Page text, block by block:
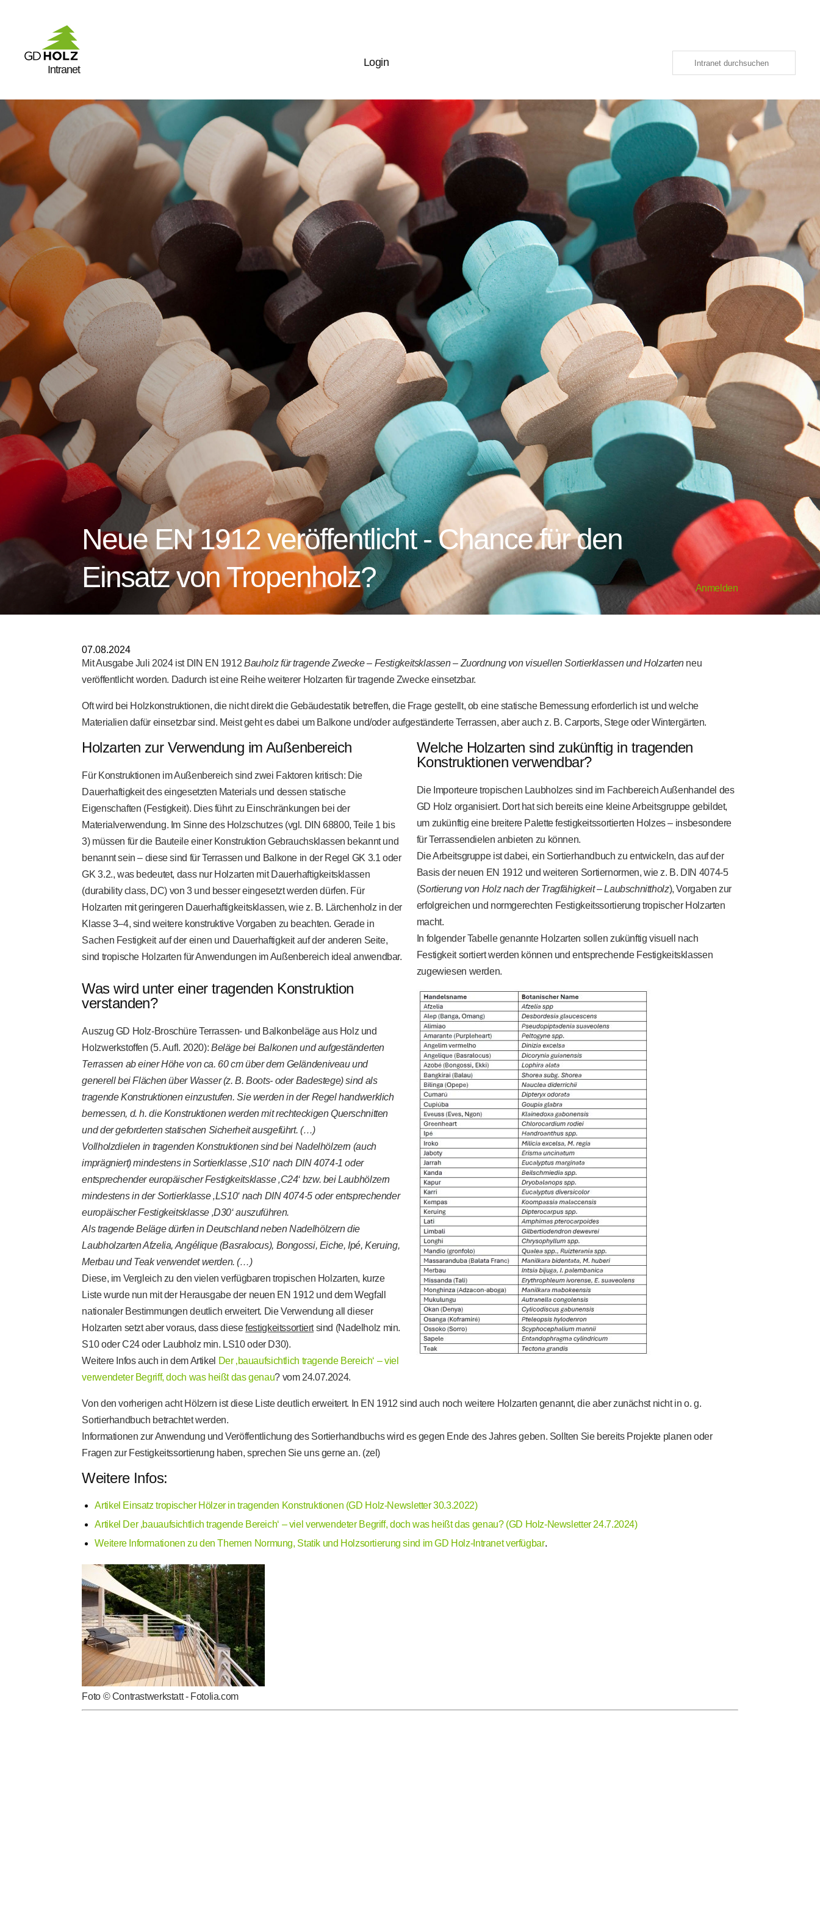
Intranet
Login
Neue EN 1912 veröffentlicht - Chance für den
Einsatz von Tropenholz?
Anmelden
07.08.2024
Mit Ausgabe Juli 2024 ist DIN EN 1912 Bauholz für tragende Zwecke – Festigkeitsklassen – Zuordnung von visuellen Sortierklassen und Holzartenneu
veröffentlicht worden. Dadurch ist eine Reihe weiterer Holzarten für tragende Zwecke einsetzbar.
Oft wird bei Holzkonstruktionen, die nicht direkt die Gebäudestatik betreffen, die Frage gestellt, ob eine statische Bemessung erforderlich ist und welche
Materialien dafür einsetzbar sind. Meist geht es dabei um Balkone und/oder aufgeständerte Terrassen, aber auch z. B. Carports, Stege oder Wintergärten.
Holzarten zur Verwendung im Außenbereich
Für Konstruktionen im Außenbereich sind zwei Faktoren kritisch: Die
Dauerhaftigkeit des eingesetzten Materials und dessen statische
Eigenschaften (Festigkeit). Dies führt zu Einschränkungen bei der
Materialverwendung. Im Sinne des Holzschutzes (vgl. DIN 68800, Teile 1 bis
3) müssen für die Bauteile einer Konstruktion Gebrauchsklassen bekannt und
benannt sein – diese sind für Terrassen und Balkone in der Regel GK 3.1 oder
GK 3.2., was bedeutet, dass nur Holzarten mit Dauerhaftigkeitsklassen
(durability class, DC) von 3 und besser eingesetzt werden dürfen. Für
Holzarten mit geringeren Dauerhaftigkeitsklassen, wie z. B. Lärchenholz in der
Klasse 3–4, sind weitere konstruktive Vorgaben zu beachten. Gerade in
Sachen Festigkeit auf der einen und Dauerhaftigkeit auf der anderen Seite,
sind tropische Holzarten für Anwendungen im Außenbereich ideal anwendbar.
Was wird unter einer tragenden Konstruktion
verstanden?
Auszug GD Holz-BroschüreTerrassen- und Balkonbeläge aus Holz und
Holzwerkstoffen (5. Aufl. 2020): Beläge bei Balkonen und aufgeständerten
Terrassen ab einer Höhe von ca. 60 cm über dem Geländeniveau und
generell bei Flächen über Wasser (z. B. Boots- oder Badestege) sind als
tragende Konstruktionen einzustufen. Sie werden in der Regelhandwerklich
bemessen, d. h. die Konstruktionen werden mit rechteckigen Querschnitten
und der geforderten statischen Sicherheit ausgeführt. (…)
Vollholzdielen in tragenden Konstruktionen sind bei Nadelhölzern (auch
imprägniert) mindestens in Sortierklasse ‚S10‘ nach DIN 4074-1 oder
entsprechender europäischer Festigkeitsklasse ‚C24‘ bzw. bei Laubhölzern
mindestens in der Sortierklasse ‚LS10‘ nach DIN 4074-5 oder entsprechender
europäischer Festigkeitsklasse ‚D30‘ auszuführen.
Als tragende Beläge dürfen in Deutschland neben Nadelhölzern die
Laubholzarten Afzelia, Angélique (Basralocus), Bongossi, Eiche, Ipé, Keruing,
Merbau und Teak verwendet werden. (…)
Diese, im Vergleich zu den vielen verfügbaren tropischen Holzarten, kurze
Liste wurde nun mit der Herausgabe der neuen EN 1912 und dem Wegfall
nationaler Bestimmungen deutlich erweitert. Die Verwendung all dieser
Holzarten setzt aber voraus, dass diesefestigkeitssortiertsind (Nadelholz min.
S10 oder C24 oder Laubholz min. LS10 oder D30).
Weitere Infos auch in dem Artikel Der ‚bauaufsichtlich tragende Bereich‘ – viel
verwendeter Begriff, doch was heißt das genau?vom 24.07.2024.
Welche Holzarten sind zukünftig in tragenden
Konstruktionen verwendbar?
Die Importeure tropischen Laubholzes sind im Fachbereich Außenhandel des
GD Holz organisiert. Dort hat sich bereits eine kleine Arbeitsgruppe gebildet,
um zukünftig eine breitere Palette festigkeitssortierten Holzes – insbesondere
für Terrassendielen anbieten zu können.
Die Arbeitsgruppe ist dabei, ein Sortierhandbuch zu entwickeln, das auf der
Basis der neuen EN 1912 und weiteren Sortiernormen, wie z. B. DIN 4074-5
(Sortierung von Holz nach der Tragfähigkeit – Laubschnittholz), Vorgaben zur
erfolgreichen und normgerechten Festigkeitssortierung tropischer Holzarten
macht.
In folgender Tabelle genannte Holzarten sollen zukünftig visuell nach
Festigkeit sortiert werden können und entsprechende Festigkeitsklassen
zugewiesen werden.
Von den vorherigen acht Hölzern ist diese Liste deutlich erweitert. In EN 1912 sind auch noch weitere Holzarten genannt, die aber zunächst nicht in o. g.
Sortierhandbuch betrachtet werden.
Informationen zur Anwendung und Veröffentlichung des Sortierhandbuchs wird es gegen Ende des Jahres geben. Sollten Sie bereits Projekte planen oder
Fragen zur Festigkeitssortierung haben, sprechen Sie uns gerne an. (zel)
Weitere Infos:
Artikel Einsatz tropischer Hölzer in tragenden Konstruktionen (GD Holz-Newsletter 30.3.2022)
Artikel Der ‚bauaufsichtlich tragende Bereich‘ – viel verwendeter Begriff, doch was heißt das genau? (GD Holz-Newsletter 24.7.2024)
Weitere Informationen zu den Themen Normung, Statik und Holzsortierung sind im GD Holz-Intranet verfügbar.
Foto © Contrastwerkstatt - Fotolia.com